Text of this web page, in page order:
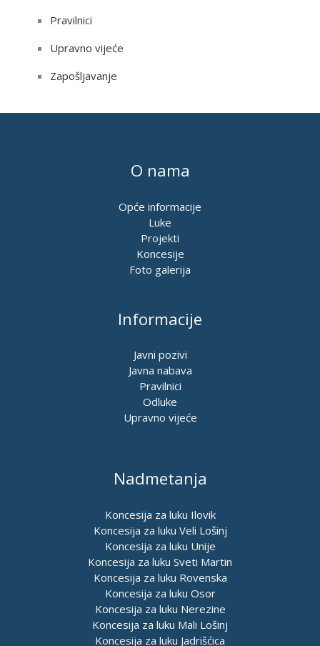
Pravilnici
Upravno vijeće
Zapošljavanje
O nama
Opće informacije
Luke
Projekti
Koncesije
Foto galerija
Informacije
Javni pozivi
Javna nabava
Pravilnici
Odluke
Upravno vijeće
Nadmetanja
Koncesija za luku Ilovik
Koncesija za luku Veli Lošinj
Koncesija za luku Unije
Koncesija za luku Sveti Martin
Koncesija za luku Rovenska
Koncesija za luku Osor
Koncesija za luku Nerezine
Koncesija za luku Mali Lošinj
Koncesija za luku Jadrišćica